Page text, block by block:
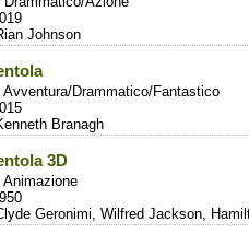
Johnson
Avventura/Drammatico/Fantastico
Branagh
3D
Animazione
Geronimi, Wilfred Jackson,